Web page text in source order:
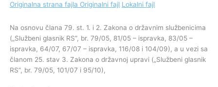
Originalna strana fajla Originalni fajl Lokalni fajl
Na osnovu člana 79. st. 1. i 2. Zakona o državnim službenicima
(„Službeni glasnik RS”, br. 79/05, 81/05 – ispravka, 83/05 –
ispravka, 64/07, 67/07 – ispravka, 116/08 i 104/09), a u vezi sa
članom 25. stav 3. Zakona o državnoj upravi („Službeni glasnik
RS”, br. 79/05, 101/07 i 95/10),